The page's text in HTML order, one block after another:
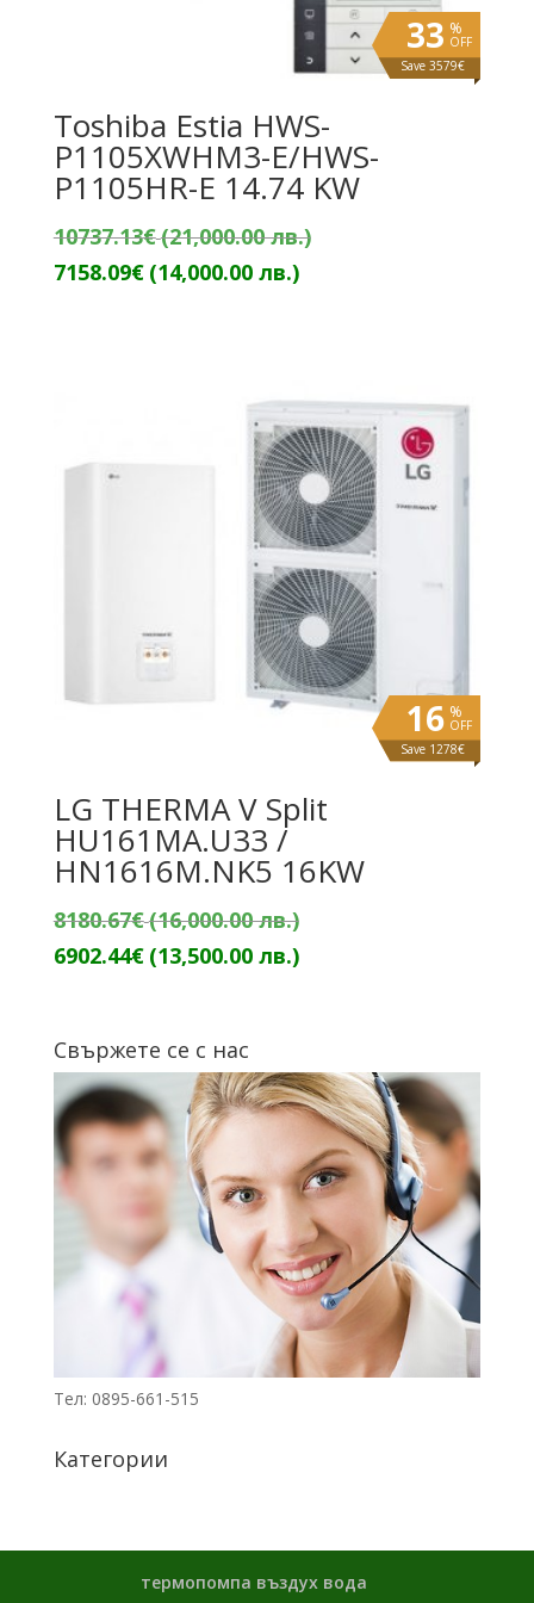
%
OFF
33
Save 3579€
Toshiba Estia HWS-
P1105XWHM3-E/HWS-
P1105HR-E 14.74 KW
10737.13€(21,000.00 лв.)Original
7158.09€ (14,000.00 лв.)Текущата
(14,000.00
лв.).
%
OFF
16
Save 1278€
LG THERMA V Split
HU161MA.U33 /
HN1616M.NK5 16KW
8180.67€(16,000.00 лв.)Original
price
лв.).
6902.44€ (13,500.00 лв.)Текущата
(13,500.00
лв.).
Свържете се с нас
Тел: 0895-661-515
Категории
термопомпа въздух вода